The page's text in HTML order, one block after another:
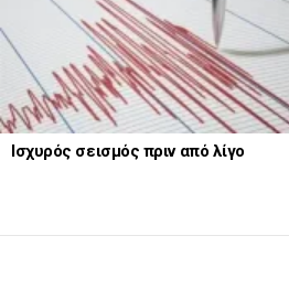
STORIES
Ισχυρός σεισμός πριν από λίγο